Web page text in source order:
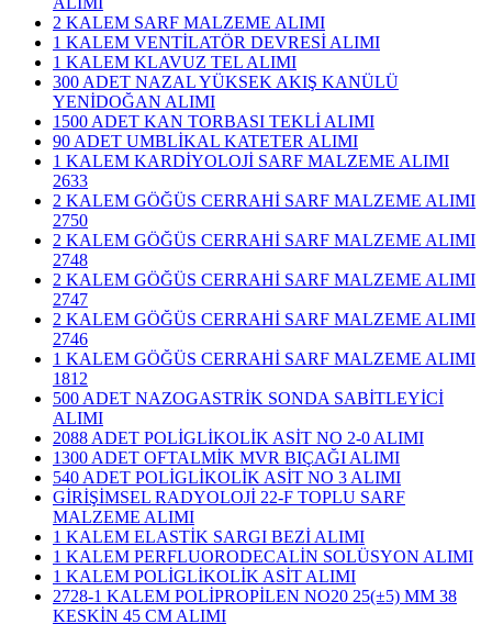
2 KALEM SARF MALZEME ALIMI
1 KALEM VENTİLATÖR DEVRESİ ALIMI
1 KALEM KLAVUZ TEL ALIMI
300 ADET NAZAL YÜKSEK AKIŞ KANÜLÜ
YENİDOĞAN ALIMI
1500 ADET KAN TORBASI TEKLİ ALIMI
90 ADET UMBLİKAL KATETER ALIMI
1 KALEM KARDİYOLOJİ SARF MALZEME ALIMI
2633
2 KALEM GÖĞÜS CERRAHİ SARF MALZEME ALIMI
2750
2 KALEM GÖĞÜS CERRAHİ SARF MALZEME ALIMI
2748
2 KALEM GÖĞÜS CERRAHİ SARF MALZEME ALIMI
2747
2 KALEM GÖĞÜS CERRAHİ SARF MALZEME ALIMI
2746
1 KALEM GÖĞÜS CERRAHİ SARF MALZEME ALIMI
1812
500 ADET NAZOGASTRİK SONDA SABİTLEYİCİ
ALIMI
2088 ADET POLİGLİKOLİK ASİT NO 2-0 ALIMI
1300 ADET OFTALMİK MVR BIÇAĞI ALIMI
540 ADET POLİGLİKOLİK ASİT NO 3 ALIMI
GİRİŞİMSEL RADYOLOJİ 22-F TOPLU SARF
MALZEME ALIMI
1 KALEM ELASTİK SARGI BEZİ ALIMI
1 KALEM PERFLUORODECALİN SOLÜSYON ALIMI
1 KALEM POLİGLİKOLİK ASİT ALIMI
2728-1 KALEM POLİPROPİLEN NO20 25(±5) MM 38
KESKİN 45 CM ALIMI